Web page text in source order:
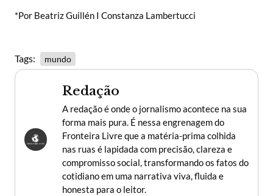
*Por Beatriz Guillén I Constanza Lambertucci
Tags: mundo
Redação
A redação é onde o jornalismo acontece na sua
forma mais pura. É nessa engrenagem do
Fronteira Livre que a matéria-prima colhida
nas ruas é lapidada com precisão, clareza e
compromisso social, transformando os fatos do
cotidiano em uma narrativa viva, fluida e
honesta para o leitor.